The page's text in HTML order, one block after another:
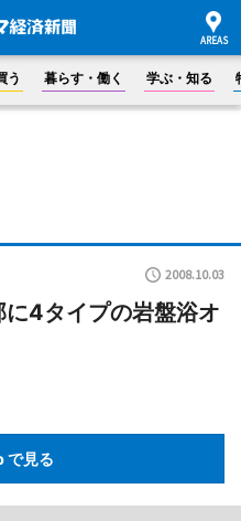
う 暮らす・働く 学ぶ・知る
2008.10.03
4タイプの岩盤浴オ
で見る